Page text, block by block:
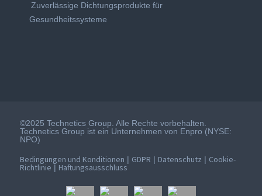
Zuverlässige Dichtungsprodukte für
Gesundheitssysteme
©2025 Technetics Group. Alle Rechte vorbehalten.
Technetics Group ist ein Unternehmen von Enpro (NYSE:
NPO)
Bedingungen und Konditionen | GDPR | Datenschutz | Cookie-
Richtlinie | Haftungsausschluss